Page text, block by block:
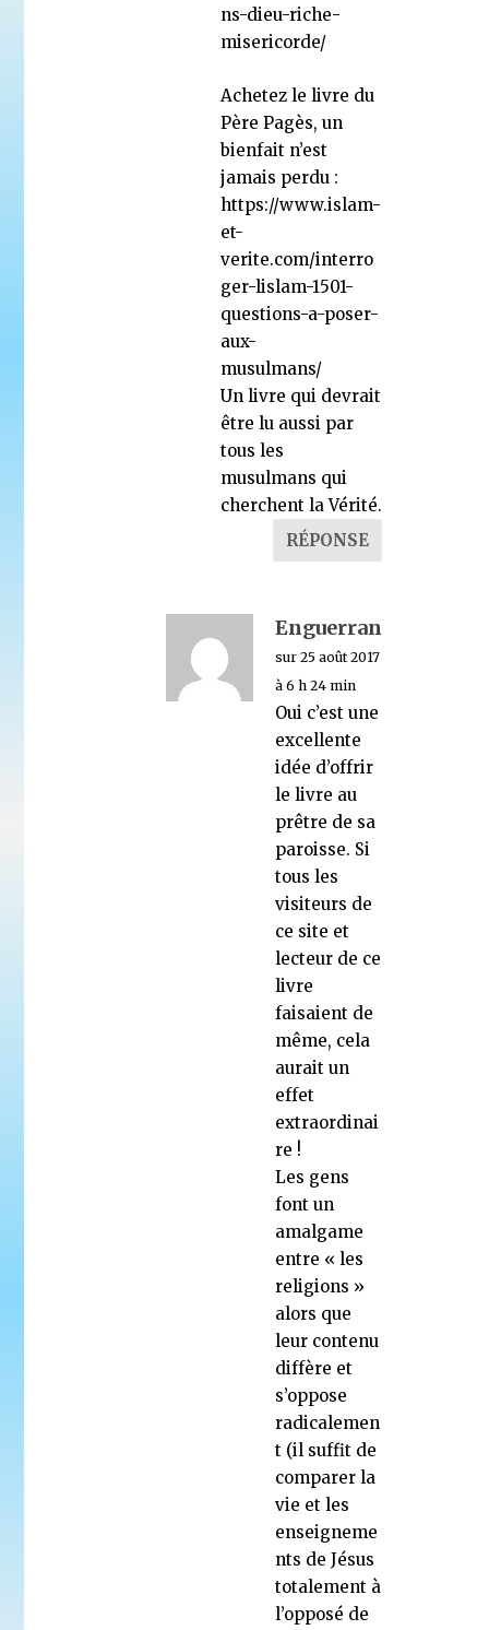
ns-dieu-riche-
misericorde/
Achetez le livre du
Père Pagès, un
bienfait n’est
jamais perdu :
https://www.islam-
et-
verite.com/interro
ger-lislam-1501-
questions-a-poser-
aux-
musulmans/
Un livre qui devrait
être lu aussi par
tous les
musulmans qui
cherchent la Vérité.
RÉPONSE
Enguerran
sur 25 août 2017
à 6 h 24 min
Oui c’est une
excellente
idée d’offrir
le livre au
prêtre de sa
paroisse. Si
tous les
visiteurs de
ce site et
lecteur de ce
livre
faisaient de
même, cela
aurait un
effet
extraordinai
re !
Les gens
font un
amalgame
entre « les
religions »
alors que
leur contenu
diffère et
s’oppose
radicalemen
t (il suffit de
comparer la
vie et les
enseigneme
nts de Jésus
totalement à
l’opposé de